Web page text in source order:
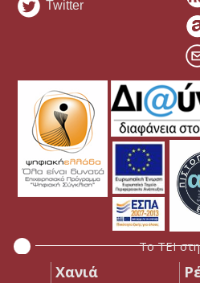
Twitter
Το ΤΕΙ
Χανιά